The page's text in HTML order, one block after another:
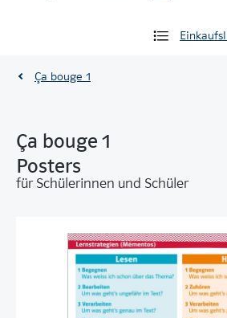
Ça bouge 1
Ça bouge 1
Posters
für Schülerinnen und Schüler